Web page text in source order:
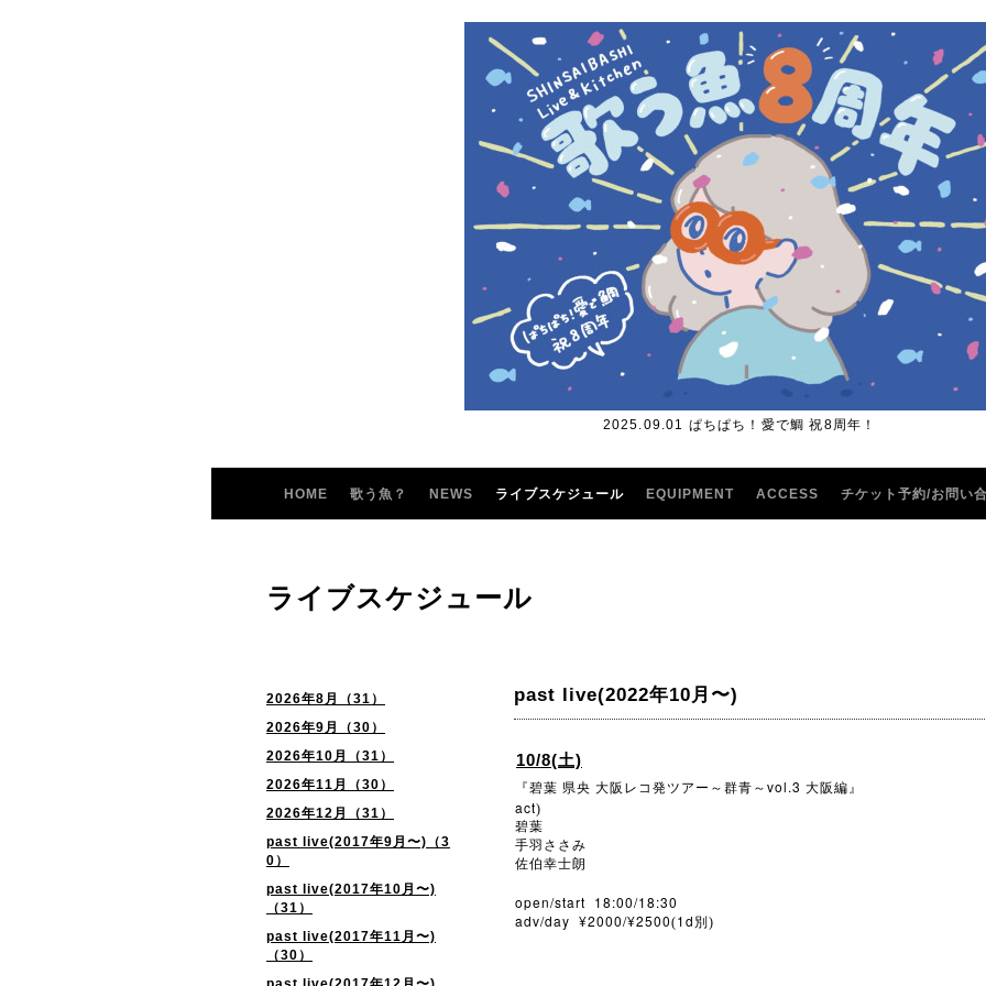
2025.09.01 ぱちぱち！愛で鯛 祝8周年！
HOME 歌う魚？ NEWS ライブスケジュール EQUIPMENT ACCESS チケット予約/お問い
2026年8月（31）
2026年9月（30）
2026年10月（31）
2026年11月（30）
2026年12月（31）
past live(2017年9月〜)（3
0）
past live(2017年10月〜)
（31）
past live(2017年11月〜)
（30）
ライブスケジュール
past live(2022年10月〜)
10/8(土)
『碧葉 県央 大阪レコ発ツアー～群青～ vol.3 大阪編』
act)
碧葉
手羽ささみ
佐伯幸士朗
open/start 18:00/18:30
adv/day ¥2000/¥2500(1d 別)